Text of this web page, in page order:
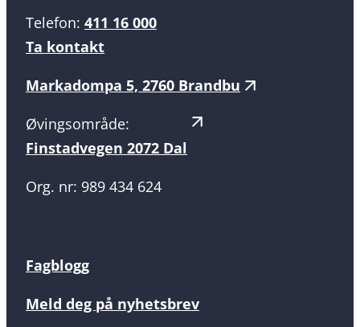
Telefon: 411 16 000
Ta kontakt
Markadompa 5, 2760 Brandbu
Øvingsområde:
Finstadvegen 2072 Dal
Org. nr: 989 434 624
Fagblogg
Meld deg på nyhetsbrev